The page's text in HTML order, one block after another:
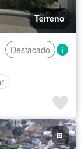
Terreno
Destacado